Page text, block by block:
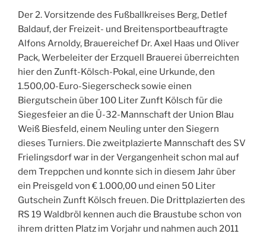
Der 2. Vorsitzende des Fußballkreises Berg, Detlef
Baldauf, der Freizeit- und Breitensportbeauftragte
Alfons Arnoldy, Brauereichef Dr. Axel Haas und Oliver
Pack, Werbeleiter der Erzquell Brauerei überreichten
hier den Zunft-Kölsch-Pokal, eine Urkunde, den
1.500,00-Euro-Siegerscheck sowie einen
Biergutschein über 100 Liter Zunft Kölsch für die
Siegesfeier an die Ü-32-Mannschaft der Union Blau
Weiß Biesfeld, einem Neuling unter den Siegern
dieses Turniers. Die zweitplazierte Mannschaft des SV
Frielingsdorf war in der Vergangenheit schon mal auf
dem Treppchen und konnte sich in diesem Jahr über
ein Preisgeld von € 1.000,00 und einen 50 Liter
Gutschein Zunft Kölsch freuen. Die Drittplazierten des
RS 19 Waldbröl kennen auch die Braustube schon von
ihrem dritten Platz im Vorjahr und nahmen auch 2011